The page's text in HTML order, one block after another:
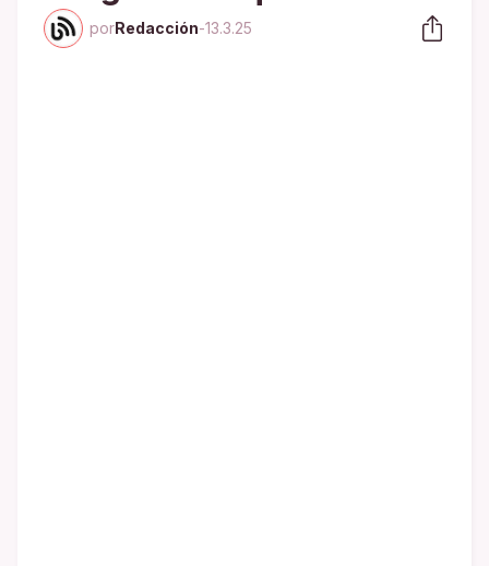
porRedacción-13.3.25